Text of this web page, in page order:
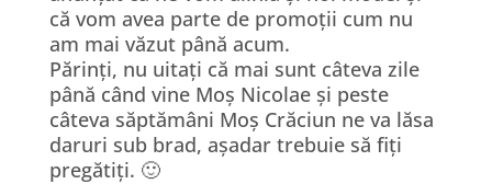
că vom avea parte de promoții cum nu
am mai văzut până acum.
Părinți, nu uitați că mai sunt câteva zile
până când vine Moș Nicolae și peste
câteva săptămâni Moș Crăciun ne va lăsa
daruri sub brad, așadar trebuie să fiți
pregătiți. 🙂